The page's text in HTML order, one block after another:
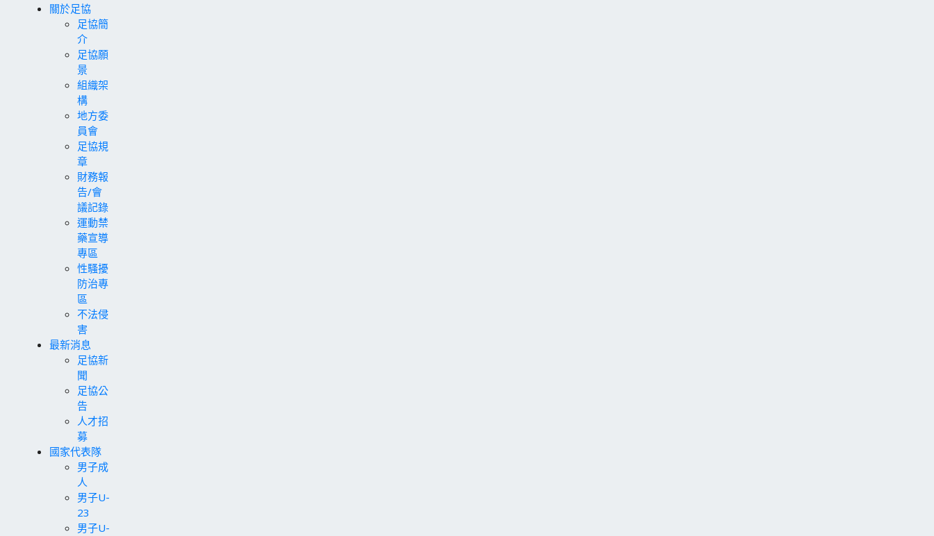
關於足協
足協簡
介
足協願
景
組織架
構
地方委
員會
足協規
章
財務報
告/會
議記錄
運動禁
藥宣導
專區
性騷擾
防治專
區
不法侵
害
最新消息
足協新
聞
足協公
告
人才招
募
國家代表隊
男子成
人
男子U-
23
男子U-